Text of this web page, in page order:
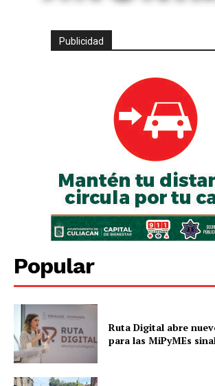
Publicidad
Popular
Ruta Digital abre
para las MiPyMEs